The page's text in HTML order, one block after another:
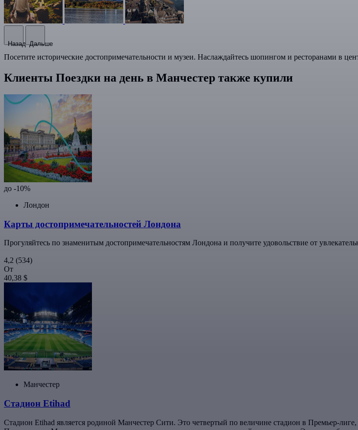
Назад Дальше
Посетите исторические достопримечательности и музеи. Наслаждайтесь шопингом и ресторанами в
Клиенты Поездки на день в Манчестер также купили
до -10%
Лондон
Карты достопримечательностей Лондона
Прогуляйтесь по знаменитым достопримечательностям Лондона и получите удовольствие от
4,2 (534)
От
40,38 $
Манчестер
Стадион Etihad
Стадион Etihad является родиной Манчестер Сити. Это четвертый по величине стадион в Премьер-